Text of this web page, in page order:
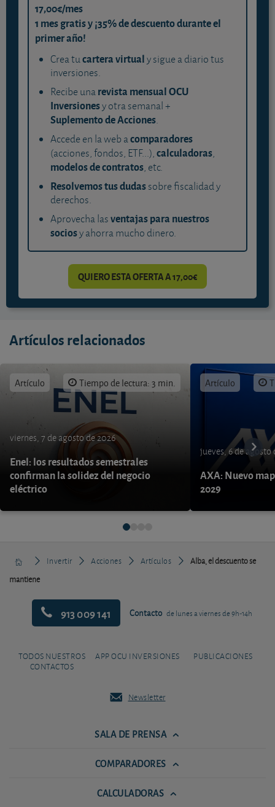
17,00€/mes
1 mes gratis y ¡35% de descuento durante el
primer año!
Crea tucartera virtualy sigue a diario tus
inversiones.
Recibe unarevista mensual OCU
Inversionesy otra semanal +
Suplemento de Acciones.
Accede en la web acomparadores
(acciones, fondos, ETF...),calculadoras,
modelos de contratos, etc.
Resolvemos tus dudassobre fiscalidad y
derechos.
Aprovecha lasventajas para nuestros
sociosy ahorra mucho dinero.
QUIERO ESTA OFERTA A 17,00€
Artículos relacionados
Artículo Tiempo de lectura: 3 min.
viernes, 7 de agosto de 2026
Enel: los resultados semestrales
confirman la solidez del negocio
eléctrico
Artículo
jueves, 6 de agosto
AXA: Nuevo
2029
Invertir Acciones Artículos
Alba, el descuento se
mantiene
913 009 141 Contacto de lunes a viernes de 9h-14h
TODOS NUESTROS
CONTACTOS
APP OCU INVERSIONES PUBLICACIONES
Newsletter
SALA DE PRENSA
COMPARADORES
CALCULADORAS